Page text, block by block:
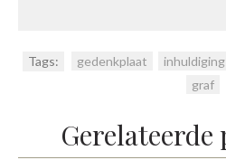
Tags: gedenkplaat inhuldiging
graf